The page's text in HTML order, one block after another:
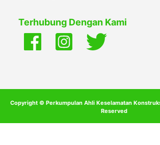
Terhubung Dengan Kami
Copyright © Perkumpulan Ahli Keselamatan
Reserved